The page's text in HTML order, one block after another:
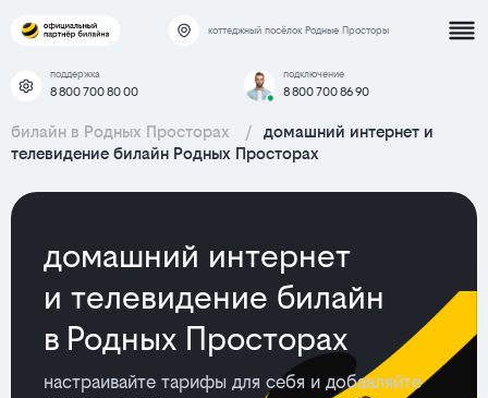
коттеджный посёлок Родные Просторы
поддержка
8 800 700 80 00
подключение
8 800 700 86 90
билайн в Родных Просторах /
домашний интернет и
телевидение билайн Родных Просторах
домашний интернет
и телевидение билайн
в Родных Просторах
настраивайте тарифы для себя и добавляйте